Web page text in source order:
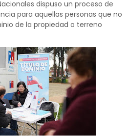
dispuso un proceso de
para aquellas personas que no
de la propiedad o terreno